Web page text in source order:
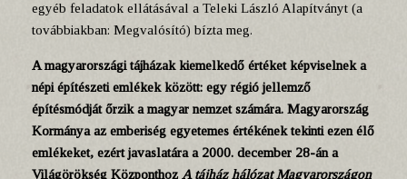
egyéb feladatok ellátásával a Teleki László Alapítványt (a
továbbiakban: Megvalósító) bízta meg.
A magyarországi tájházak kiemelkedő értéket képviselnek a
népi építészeti emlékek között: egy régió jellemző
építésmódját őrzik a magyar nemzet számára. Magyarország
Kormánya az emberiség egyetemes értékének tekinti ezen élő
emlékeket, ezért javaslatára a 2000. december 28-án a
Világörökség Központhoz A tájház hálózat Magyarországon